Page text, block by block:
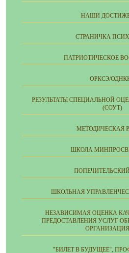
НАШИ
СТРАНИЧКА
ПАТРИОТИЧЕСКОЕ
ОРКСЭ/
РЕЗУЛЬТАТЫ СПЕЦИАЛЬНОЙ
(СОУТ)
МЕТОДИЧЕСКАЯ
ШКОЛА
ШКОЛЬНАЯ
НЕЗАВИСИМАЯ ОЦЕНКА
ПРЕДОСТАВЛЕНИЯ УСЛУГ
"БИЛЕТ В БУДУЩЕЕ",